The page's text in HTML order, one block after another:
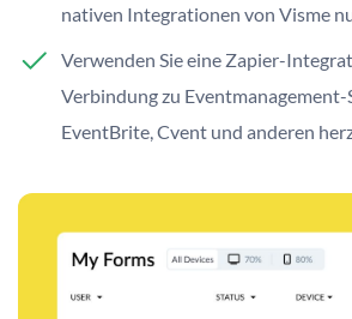
nativen Integrationen von Visme
Verwenden Sie eine Zapier-
Verbindung zu
EventBrite, Cvent und anderen